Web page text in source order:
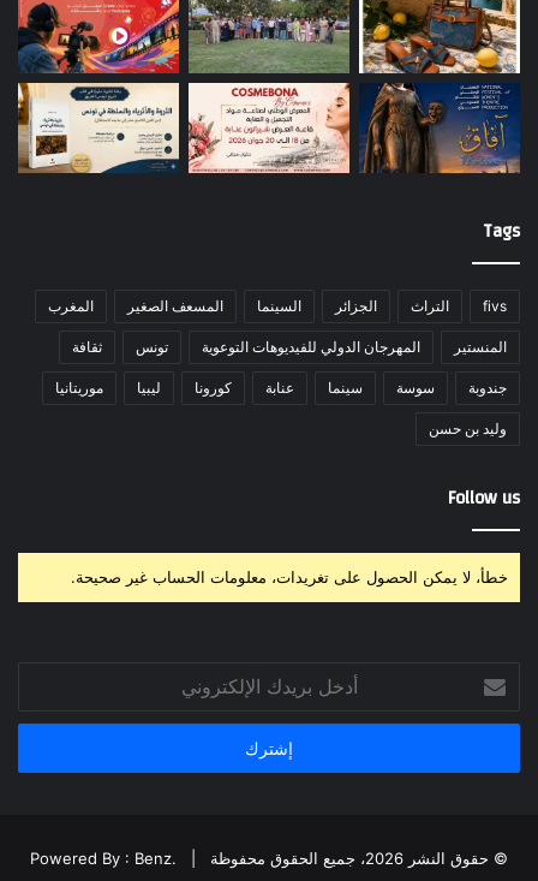
Tags
fivs التراث الجزائر السينما المسعف الصغير المغرب
المنستير المهرجان الدولي للفيديوهات التوعوية تونس ثقافة
جندوبة سوسة سينما عنابة كورونا ليبيا موريتانيا
وليد بن حسن
Follow us
خطأ، لا يمكن الحصول على تغريدات، معلومات الحساب غير صحيحة.
بريدك
الإلكتروني
© حقوق النشر 2026، جميع الحقوق محفوظة | Powered By : Benz.